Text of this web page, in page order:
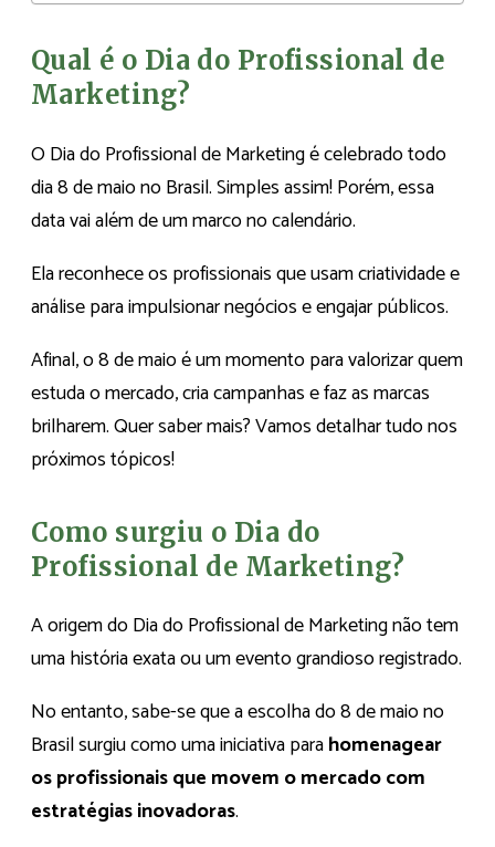
Qual é o Dia do Profissional de
Marketing?
O Dia do Profissional de Marketing é celebrado todo
dia 8 de maio no Brasil. Simples assim! Porém, essa
data vai além de um marco no calendário.
Ela reconhece os profissionais que usam criatividade e
análise para impulsionar negócios e engajar públicos.
Afinal, o 8 de maio é um momento para valorizar quem
estuda o mercado, cria campanhas e faz as marcas
brilharem. Quer saber mais? Vamos detalhar tudo nos
próximos tópicos!
Como surgiu o Dia do
Profissional de Marketing?
A origem do Dia do Profissional de Marketing não tem
uma história exata ou um evento grandioso registrado.
No entanto, sabe-se que a escolha do 8 de maio no
Brasil surgiu como uma iniciativa parahomenagear
os profissionais que movem o mercado com
estratégias inovadoras.